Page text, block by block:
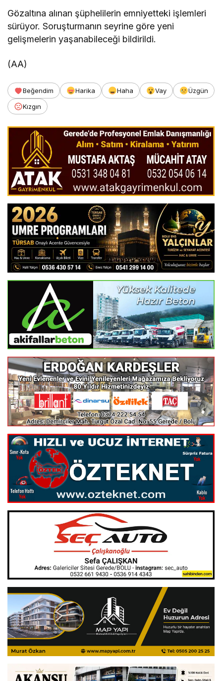
Gözaltına alınan şüphelilerin emniyetteki işlemleri
sürüyor. Soruşturmanın seyrine göre yeni
gelişmelerin yaşanabileceği bildirildi.
(AA)
Beğendim Harika Haha Vay
Üzgün
Kızgın